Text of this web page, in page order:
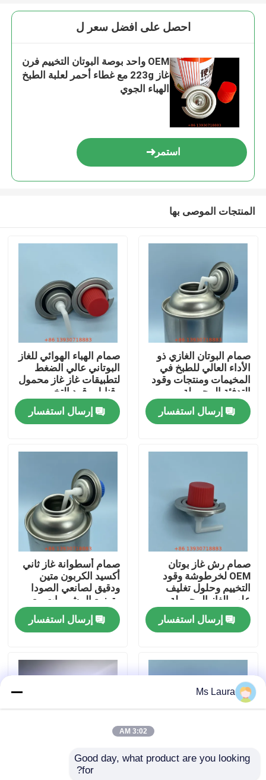
أشرطة فيديو
معلومات عنا
جولة في المعمل
مراقبة الجودة
اتصل بنا
أخبار
احصل على افضل سعر ل
OEM واحد بوصة البوتان التخييم فرن
غاز 223g مع غطاء أحمر لعلبة الطبخ
الهباء الجوي
استمر
المنتجات الموصى بها
صمام البوتان الغازي ذو
الأداء العالي للطبخ في
المخيمات ومنتجات وقود
التدفئة المحمولة
إرسال استفسار
صمام الهباء الهوائي للغاز
البوتاني عالي الضغط
لتطبيقات غاز غاز محمول
وقنابل وقود التخييم
إرسال استفسار
صمام رش غاز بوتان
OEM لخرطوشة وقود
التخييم وحلول تغليف
علب الغاز المحمولة
إرسال استفسار
صمام أسطوانة غاز ثاني
أكسيد الكربون متين
ودقيق لصانعي الصودا
وتوزيع المشروبات مع
ختم سهل الثقب
إرسال استفسار
صمام توزيع الهباء الجوي
Ms Laura
3:02 AM
Good day, what product are you looking
for?